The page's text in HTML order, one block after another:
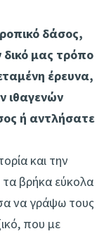
δάσος,
δικό μας τρόπο
έρευνα,
ιθαγενών
ή αντλήσατε
και την
τα βρήκα εύκολα
να γράψω τους
που με